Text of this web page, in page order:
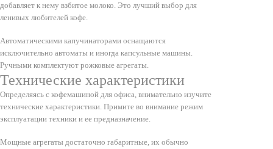
добавляет к нему взбитое молоко. Это лучший выбор для
ленивых любителей кофе.
Автоматическими капучинаторами оснащаются
исключительно автоматы и иногда капсульные машины.
Ручными комплектуют рожковые агрегаты.
Технические характеристики
Определяясь с кофемашиной для офиса, внимательно изучите
технические характеристики. Примите во внимание режим
эксплуатации техники и ее предназначение.
Мощные агрегаты достаточно габаритные, их обычно